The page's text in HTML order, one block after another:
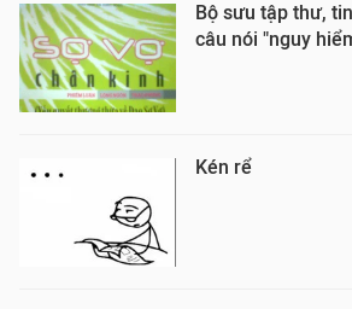
Bộ sưu tập thư,
câu nói "nguy
Kén rể